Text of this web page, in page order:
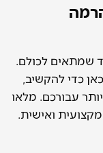
שמתאים לכולם.
כדי להקשיב,
עבורכם. מלאו
ואישית.